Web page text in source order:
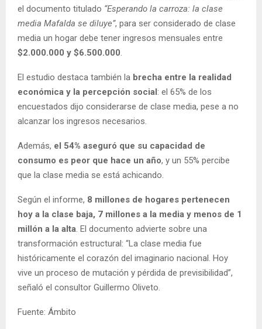
el documento titulado “Esperando la carroza: la clase
media Mafalda se diluye”, para ser considerado de clase
media un hogar debe tener ingresos mensuales entre
$2.000.000 y $6.500.000.
El estudio destaca también la brecha entre la realidad
económica y la percepción social: el 65% de los
encuestados dijo considerarse de clase media, pese a no
alcanzar los ingresos necesarios.
Además, el 54% aseguró que su capacidad de
consumo es peor que hace un año, y un 55% percibe
que la clase media se está achicando.
Según el informe, 8 millones de hogares pertenecen
hoy a la clase baja, 7 millones a la media y menos de 1
millón a la alta. El documento advierte sobre una
transformación estructural: “La clase media fue
históricamente el corazón del imaginario nacional. Hoy
vive un proceso de mutación y pérdida de previsibilidad”,
señaló el consultor Guillermo Oliveto.
Fuente: Ámbito